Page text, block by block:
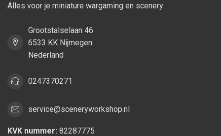
Alles voor je miniature wargaming en scenery
Grootstalselaan 46
6533 KK Nijmegen
Nederland
0247370271
service@sceneryworkshop.nl
KVK nummer: 82287775